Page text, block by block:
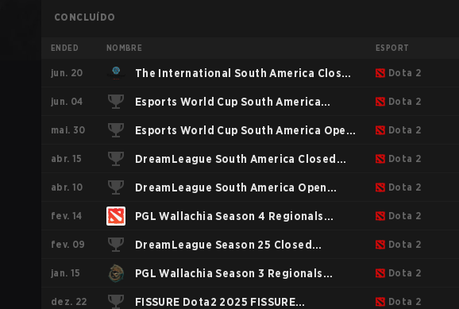
CONCLUÍDO
ENDED NOMBRE ESPORT
jun. 20 The International South America Closed
Qualifier
Dota 2
jun. 04 Esports World Cup South America
Closed Qualifier
Dota 2
mai. 30 Esports World Cup South America Open
Qualifier
Dota 2
abr. 15 DreamLeague South America Closed
Qualifier
Dota 2
abr. 10 DreamLeague South America Open
Qualifier 1
Dota 2
fev. 14 PGL Wallachia Season 4 Regionals
Closed Qualifier Americas
Dota 2
fev. 09 DreamLeague Season 25 Closed
Qualifier SA
Dota 2
jan. 15 PGL Wallachia Season 3 Regionals
Closed Qualifier South America
Dota 2
dez. 22 FISSURE Dota2 2025 FISSURE Dota 2